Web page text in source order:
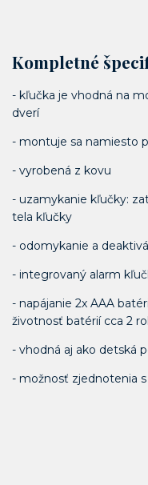
Kompletné
- kľučka je vhodná na
dverí
- montuje sa namiesto
- vyrobená z kovu
- uzamykanie kľučky:
tela kľučky
- odomykanie a
- integrovaný alarm
- napájanie 2x AAA
životnosť batérií cca 2
- vhodná aj ako detská
- možnosť zjednotenia